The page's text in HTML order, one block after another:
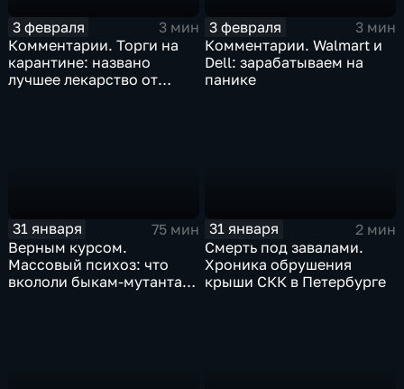
3 февраля
3 мин
Комментарии. Торги на
карантине: названо
лучшее лекарство от
3 февраля
3 мин
Комментарии. Walmart и
Dell: зарабатываем на
панике
31 января
75 мин
Верным курсом.
Массовый психоз: что
вкололи быкам-мутантам,
31 января
2 мин
Смерть под завалами.
Хроника обрушения
крыши СКК в Петербурге